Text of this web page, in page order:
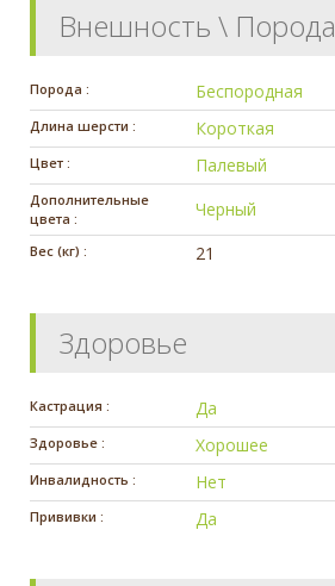
Внешность \ Порода
Порода : Беспородная
Длина шерсти : Короткая
Цвет : Палевый
Дополнительные
цвета :
Черный
Вес (кг) : 21
Здоровье
Кастрация : Да
Здоровье : Хорошее
Инвалидность : Нет
Прививки : Да